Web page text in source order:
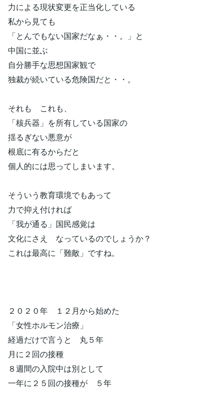
力による現状変更を正当化している
私から見ても
「とんでもない国家だなぁ・・。」と
中国に並ぶ
自分勝手な思想国家観で
独裁が続いている危険国だと・・。
それも これも、
「核兵器」を所有している国家の
揺るぎない悪意が
根底に有るからだと
個人的には思ってしまいます。
そういう教育環境でもあって
力で抑え付ければ
「我が通る」国民感覚は
文化にさえ なっているのでしょうか？
これは最高に「難敵」ですね。
２０２０年 １２月から始めた
「女性ホルモン治療」
経過だけで言うと 丸５年
月に２回の接種
８週間の入院中は別として
一年に２５回の接種が ５年